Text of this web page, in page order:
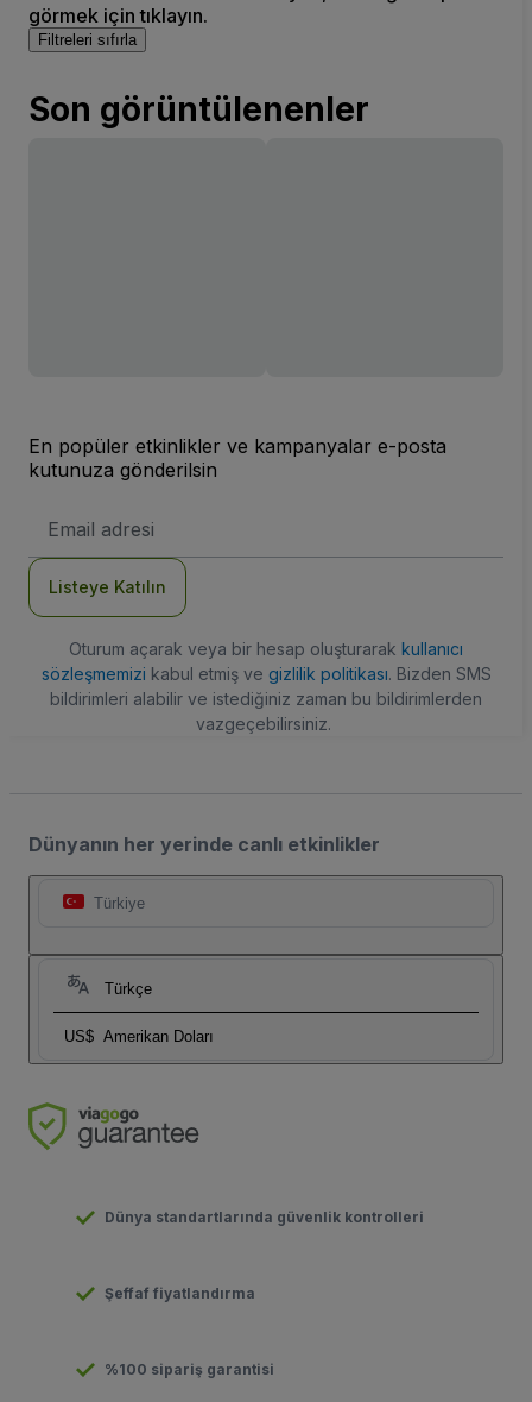
görmek için tıklayın.
Filtreleri sıfırla
Son görüntülenenler
En popüler etkinlikler ve kampanyalar e-posta
kutunuza gönderilsin
posta
Listeye Katılın
Oturum açarak veya bir hesap oluşturarak kullanıcı
sözleşmemizi kabul etmiş ve gizlilik politikası. Bizden SMS
bildirimleri alabilir ve istediğiniz zaman bu bildirimlerden
vazgeçebilirsiniz.
Dünyanın her yerinde canlı etkinlikler
Türkiye
Türkçe
US$ Amerikan Doları
Dünya standartlarında güvenlik kontrolleri
Şeffaf fiyatlandırma
%100 sipariş garantisi